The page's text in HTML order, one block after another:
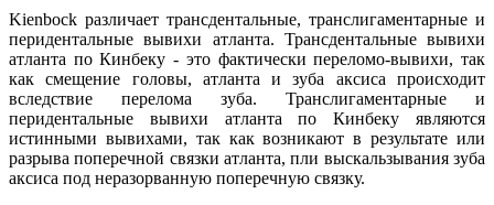
Kienbock различает трансдентальные, транслигаментарные и
перидентальные вывихи атланта. Трансдентальные вывихи
атланта по Кинбеку - это фактически переломо-вывихи, так
как смещение головы, атланта и зуба аксиса происходит
вследствие перелома зуба. Транслигаментарные и
перидентальные вывихи атланта по Кинбеку являются
истинными вывихами, так как возникают в результате или
разрыва поперечной связки атланта, пли выскальзывания зуба
аксиса под неразорванную поперечную связку.